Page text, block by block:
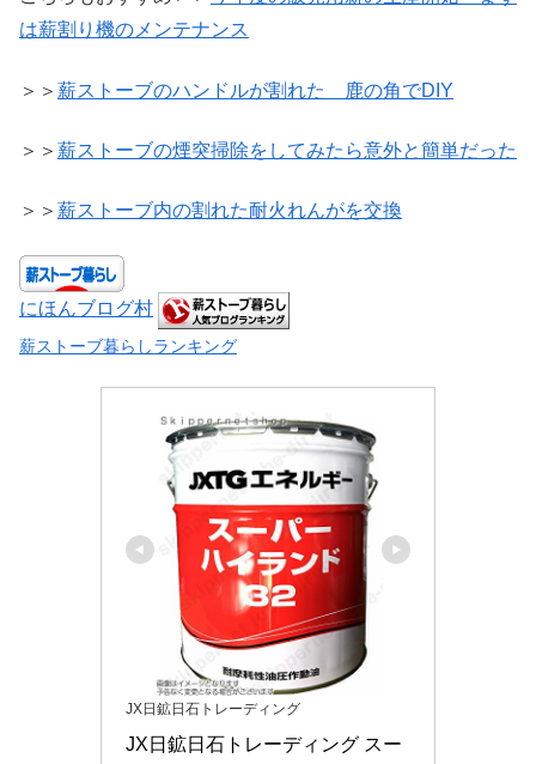
は薪割り機のメンテナンス
＞＞ 薪ストーブのハンドルが割れた 鹿の角でDIY
＞＞ 薪ストーブの煙突掃除をしてみたら意外と簡単だった
＞＞ 薪ストーブ内の割れた耐火れんがを交換
にほんブログ村
薪ストーブ暮らしランキング
JX日鉱日石トレーディング
JX日鉱日石トレーディング スー